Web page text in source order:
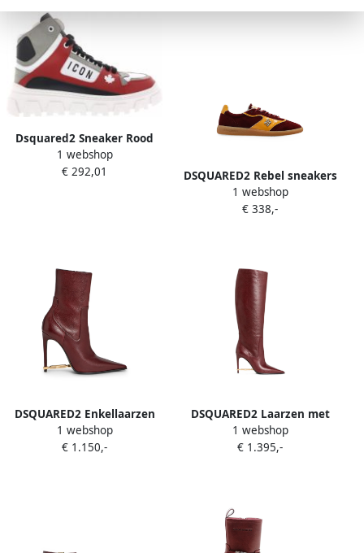
Dsquared2 Sneaker Rood
Dames
1 webshop
€ 292,01
DSQUARED2 Rebel sneakers
Rood
1 webshop
€ 338,-
DSQUARED2 Enkellaarzen
met metalen staafje Rood
1 webshop
€ 1.150,-
DSQUARED2 Laarzen met
metalen detail Rood
1 webshop
€ 1.395,-